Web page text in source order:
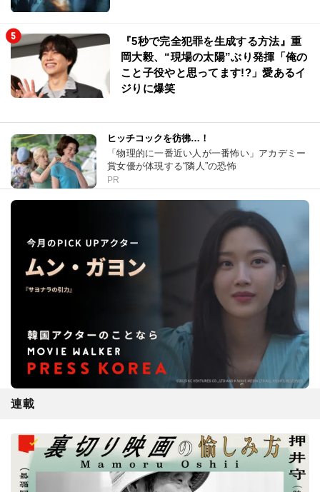
『5秒で完全犯罪を生成する方法』重
岡大毅、“現場の太陽”ぶり発揮「俺の
こと子役やと思ってます!?」愛あるイ
ジりに爆笑
ヒッチコックを彷彿…！
「物理的に一番近い人が一番怖い」アカデミー
賞女優が体現する“隣人”の恐怖
PR
連載